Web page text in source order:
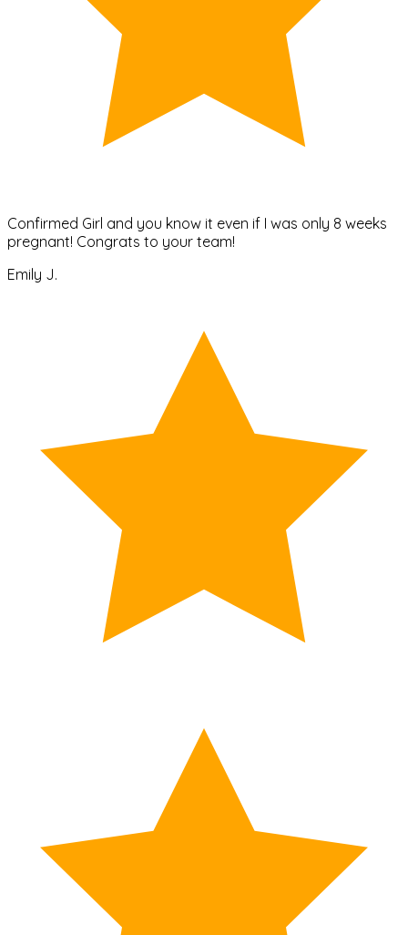
Confirmed Girl and you know it even if I was only 8 weeks
pregnant! Congrats to your team!
Emily J.